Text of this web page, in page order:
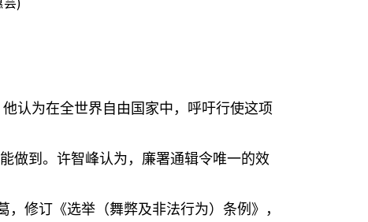
认为在全世界自由国家中，呼吁行使这项
做到。许智峰认为，廉署通辑令唯一的效
修订《选举（舞弊及非法行为）条例》，